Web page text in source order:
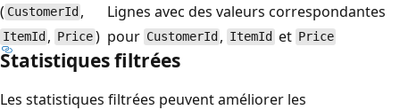
( CustomerId ,
ItemId , Price)
Lignes avec des valeurs correspondantes
pour CustomerId , ItemId et Price
Statistiques filtrées
Les statistiques filtrées peuvent améliorer les